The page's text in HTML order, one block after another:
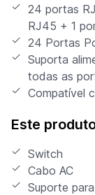
24 portas
RJ45 + 1
24 Portas
Suporta
todas as
Compatível
Este
Switch
Cabo AC
Suporte